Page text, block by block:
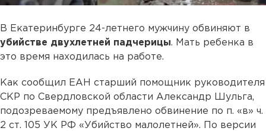
В Екатеринбурге 24-летнего мужчину обвиняют в
убийстве двухлетней падчерицы. Мать ребенка в
это время находилась на работе.
Как сообщил ЕАН старший помощник руководителя
СКР по Свердловской области Александр Шульга,
подозреваемому предъявлено обвинение по п. «в» ч.
2 ст. 105 УК РФ «Убийство малолетней». По версии